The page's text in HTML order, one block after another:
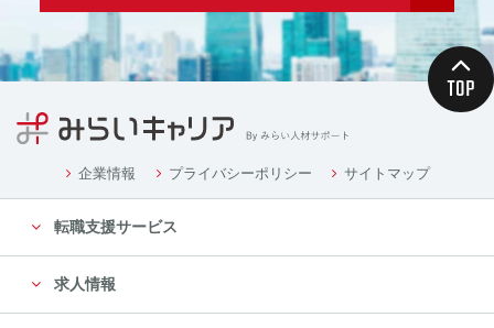
企業情報 プライバシーポリシー サイトマップ
転職支援サービス
求人情報